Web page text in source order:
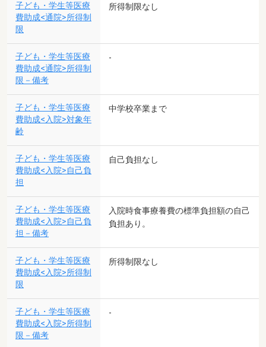
子ども・学生等医療
費助成<通院>所得制
限
所得制限なし
子ども・学生等医療
費助成<通院>所得制
限－備考
-
子ども・学生等医療
費助成<入院>対象年
齢
中学校卒業まで
子ども・学生等医療
費助成<入院>自己負
担
自己負担なし
子ども・学生等医療
費助成<入院>自己負
担－備考
入院時食事療養費の標準負担額の自己
負担あり。
子ども・学生等医療
費助成<入院>所得制
限
所得制限なし
子ども・学生等医療
費助成<入院>所得制
限－備考
-